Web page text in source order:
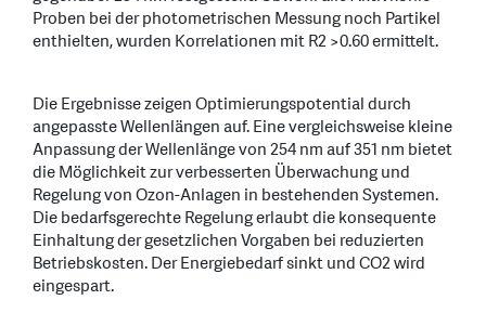
Proben bei der photometrischen Messung noch Partikel
enthielten, wurden Korrelationen mit R2 >0.60 ermittelt.
Die Ergebnisse zeigen Optimierungspotential durch
angepasste Wellenlängen auf. Eine vergleichsweise kleine
Anpassung der Wellenlänge von 254 nm auf 351 nm bietet
die Möglichkeit zur verbesserten Überwachung und
Regelung von Ozon-Anlagen in bestehenden Systemen.
Die bedarfsgerechte Regelung erlaubt die konsequente
Einhaltung der gesetzlichen Vorgaben bei reduzierten
Betriebskosten. Der Energiebedarf sinkt und CO2 wird
eingespart.